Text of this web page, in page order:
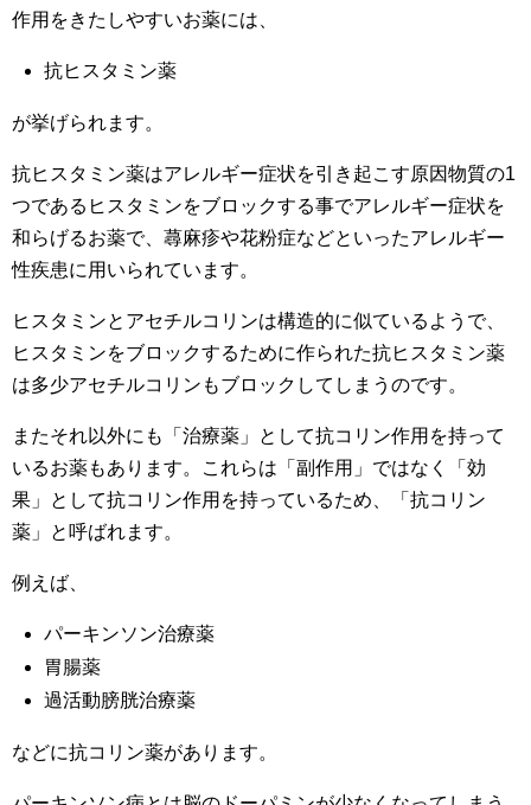
作用をきたしやすいお薬には、
抗ヒスタミン薬
が挙げられます。
抗ヒスタミン薬はアレルギー症状を引き起こす原因物質の1
つであるヒスタミンをブロックする事でアレルギー症状を
和らげるお薬で、蕁麻疹や花粉症などといったアレルギー
性疾患に用いられています。
ヒスタミンとアセチルコリンは構造的に似ているようで、
ヒスタミンをブロックするために作られた抗ヒスタミン薬
は多少アセチルコリンもブロックしてしまうのです。
またそれ以外にも「治療薬」として抗コリン作用を持って
いるお薬もあります。これらは「副作用」ではなく「効
果」として抗コリン作用を持っているため、「抗コリン
薬」と呼ばれます。
例えば、
パーキンソン治療薬
胃腸薬
過活動膀胱治療薬
などに抗コリン薬があります。